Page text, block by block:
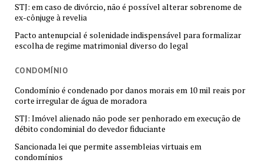
STJ: em caso de divórcio, não é possível alterar sobrenome de
ex-cônjuge à revelia
Pacto antenupcial é solenidade indispensável para formalizar
escolha de regime matrimonial diverso do legal
CONDOMÍNIO
Condomínio é condenado por danos morais em 10 mil reais por
corte irregular de água de moradora
STJ: Imóvel alienado não pode ser penhorado em execução de
débito condominial do devedor fiduciante
Sancionada lei que permite assembleias virtuais em
condomínios